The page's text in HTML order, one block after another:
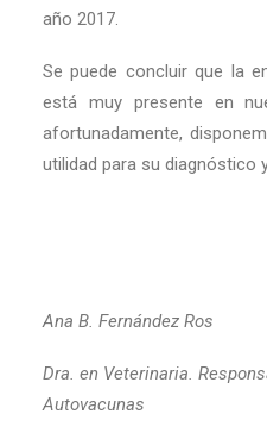
año 2017.
Se puede concluir que la
está muy presente en
afortunadamente,
utilidad para su diagnóstico
Ana B. Fernández Ros
Dra. en Veterinaria.
Autovacunas